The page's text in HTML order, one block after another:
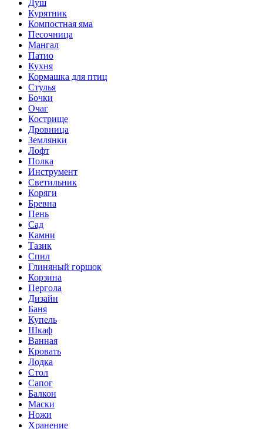
Душ
Курятник
Компостная яма
Песочница
Мангал
Патио
Кухня
Кормашка для птиц
Стулья
Бочки
Очаг
Кострище
Дровница
Землянки
Лофт
Полка
Инструмент
Светильник
Коряги
Бревна
Пень
Сад
Камни
Тазик
Спил
Глиняный горшок
Корзина
Пергола
Дизайн
Баня
Купель
Шкаф
Ванная
Кровать
Лодка
Стол
Сапог
Балкон
Маски
Ножи
Хранение